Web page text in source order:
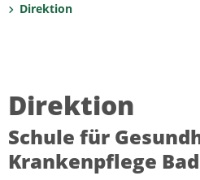
Direktion
Direktion
Schule für
Krankenpflege